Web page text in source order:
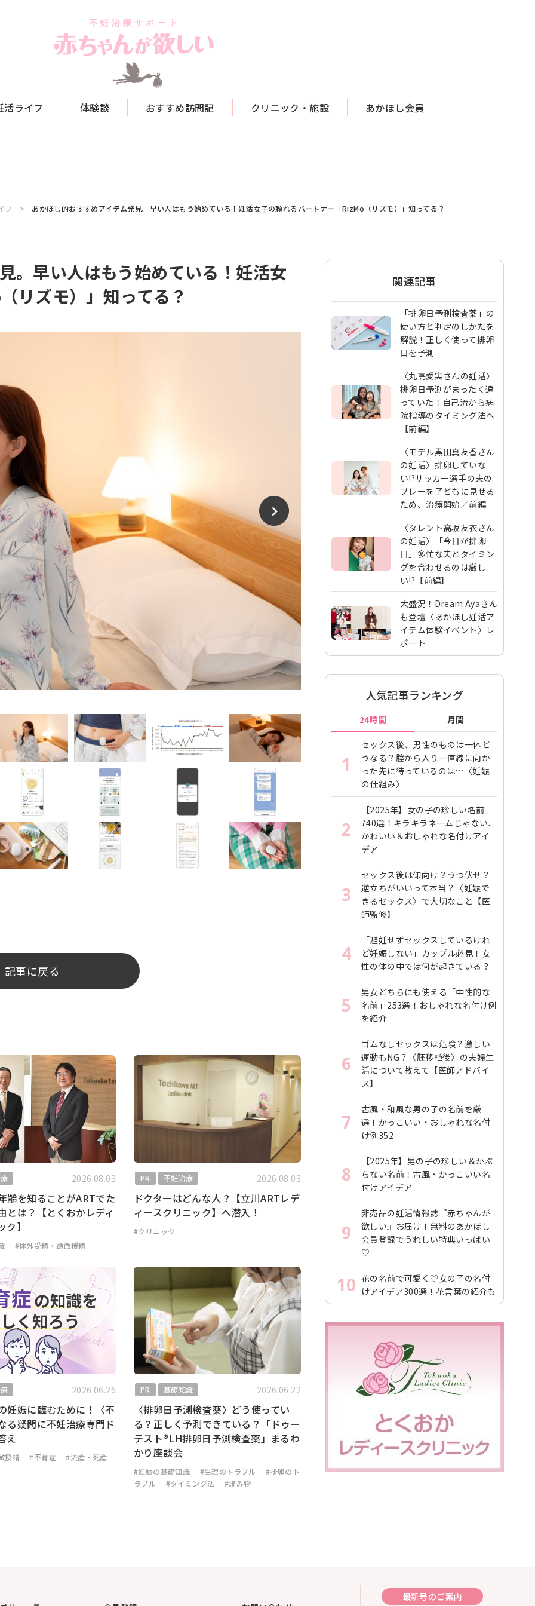
活ライフ 体験談 おすすめ訪問記 クリニック・施設 あかほし会員
フ あかほし的おすすめアイテム発見。早い人はもう始めている！妊活女子の頼れるパートナー「RizMo（リズモ）」知ってる？
。早い人はもう始めている！妊活女
リズモ）」知ってる？
記事に戻る
2026.08.03
齢を知ることがARTでた
とは？【とくおかレディ
】
#体外受精・顕微授精
PR 不妊治療 2026.08.03
ドクターはどんな人？【立川ARTレデ
ィースクリニック】へ潜入！
#クリニック
2026.06.26
妊娠に臨むために！〈不
る疑問に不妊治療専門ド
え
授精 #不育症 #流産・死産
PR 基礎知識 2026.06.22
〈排卵日予測検査薬〉どう使ってい
る？正しく予測できている？「ドゥー
テスト®LH排卵日予測検査薬」まるわ
かり座談会
#妊娠の基礎知識 #生理のトラブル
#排卵のト
ラブル
#タイミング法 #読み物
関連記事
「排卵日予測検査薬」の
使い方と判定のしかたを
解説！正しく使って排卵
日を予測
〈丸高愛実さんの妊活〉
排卵日予測がまったく違
っていた！自己流から病
院指導のタイミング法へ
【前編】
〈モデル黒田真友香さん
の妊活〉排卵していな
い!?サッカー選手の夫の
プレーを子どもに見せる
ため、治療開始／前編
〈タレント高坂友衣さん
の妊活〉「今日が排卵
日」多忙な夫とタイミン
グを合わせるのは厳し
い!?【前編】
大盛況！Dream Ayaさん
も登壇〈あかほし妊活ア
イテム体験イベント〉レ
ポート
人気記事ランキング
24時間 月間
1
セックス後、男性のものは一体ど
うなる？腟から入り一直線に向か
った先に待っているのは…〈妊娠
の仕組み〉
2
【2025年】女の子の珍しい名前
740選！キラキラネームじゃない、
かわいい＆おしゃれな名付けアイ
デア
3
セックス後は仰向け？うつ伏せ？
逆立ちがいいって本当？〈妊娠で
きるセックス〉で大切なこと【医
師監修】
4
「避妊せずセックスしているけれ
ど妊娠しない」カップル必見！女
性の体の中では何が起きている？
5
男女どちらにも使える「中性的な
名前」253選！おしゃれな名付け例
を紹介
6
ゴムなしセックスは危険？激しい
運動もNG？〈胚移植後〉の夫婦生
活について教えて【医師アドバイ
ス】
7
古風・和風な男の子の名前を厳
選！かっこいい・おしゃれな名付
け例352
8
【2025年】男の子の珍しい＆かぶ
らない名前！古風・かっこいい名
付けアイデア
9
非売品の妊活情報誌『赤ちゃんが
欲しい』お届け！無料のあかほし
会員登録でうれしい特典いっぱい
♡
10 花の名前で可愛く♡女の子の名付
けアイデア300選！花言葉の紹介も
最新号のご案内